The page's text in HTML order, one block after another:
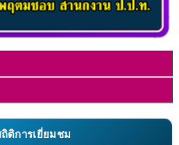
ติการเยี่ยมชม